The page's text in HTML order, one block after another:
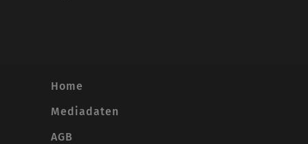
Home
Mediadaten
AGB